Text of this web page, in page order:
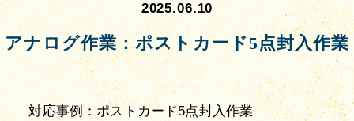
2025.06.10
アナログ作業：ポストカード5点封入作業
対応事例：ポストカード5点封入作業